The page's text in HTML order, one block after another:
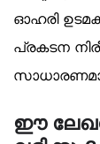
ഓഹരി
പ്രകടന
ഈ